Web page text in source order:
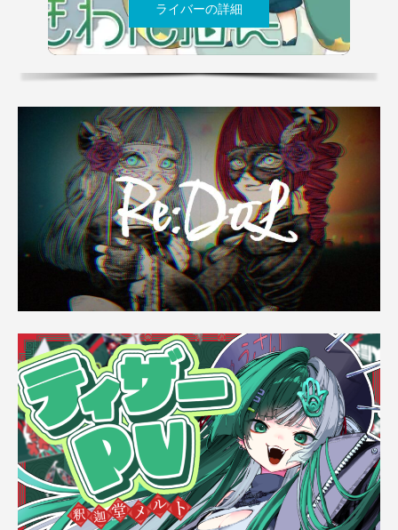
ライバーの詳細